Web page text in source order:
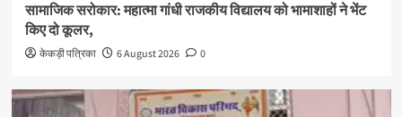
सामाजिक सरोकार: महात्मा गांधी राजकीय विद्यालय को भामाशाहों ने भेंट
किए दो कूलर,
केकड़ी पत्रिका 6 August 2026 0